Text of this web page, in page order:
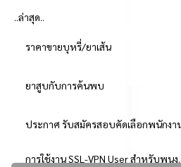
..ล่าสุด..
ราคาขายบุหรี่/ยาเส้น
ยาสูบกับการค้นพบ
ประกาศ รับสมัครสอบคัดเลือกพนักงา
การใช้งาน SSL-VPN User สำหรับพน